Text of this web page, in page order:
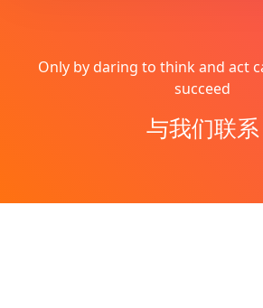
Only by daring to think and act
succeed
与我们联系